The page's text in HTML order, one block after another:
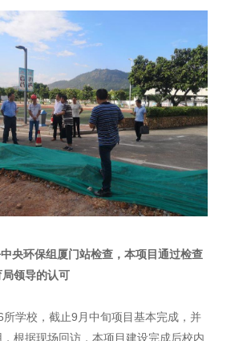
央环保组厦门站检查，本项目通过检查
领导的认可
所学校，截止9月中旬项目基本完成，并
根据现场回访，本项目建设完成后校内